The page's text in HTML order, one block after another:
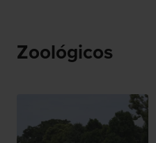
Zoológicos